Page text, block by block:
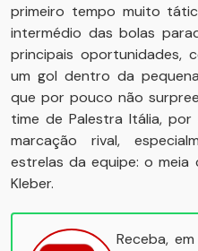
primeiro tempo muito
intermédio das bolas
principais oportunidades,
um gol dentro da
que por pouco não
time de Palestra Itália,
marcação rival,
estrelas da equipe: o meia
Kleber.
Receba, em